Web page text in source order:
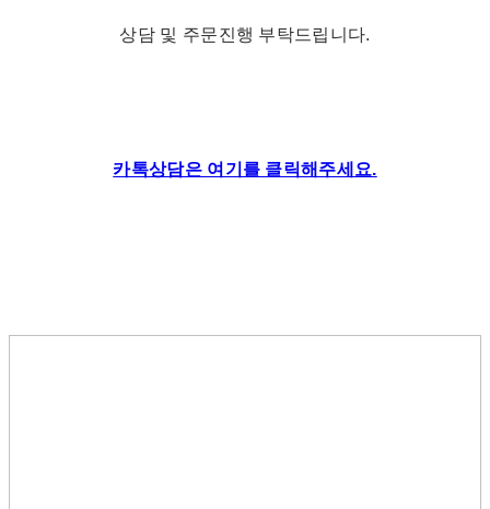
상담 및 주문진행 부탁드립니다.
카톡상담은 여기를 클릭해주세요.